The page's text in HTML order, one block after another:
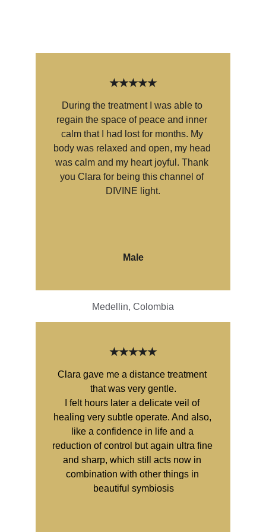
Clara gave me a distance treatment
that was very gentle.
I felt hours later a delicate veil of
healing very subtle operate. And also,
like a confidence in life and a
reduction of control but again ultra fine
and sharp, which still acts now in
combination with other things in
beautiful symbiosis
During the treatment I was able to
regain the space of peace and inner
calm that I had lost for months. My
body was relaxed and open, my head
was calm and my heart joyful. Thank
you Clara for being this channel of
DIVINE light.
Male
★★★★★
★★★★★
Medellin, Colombia